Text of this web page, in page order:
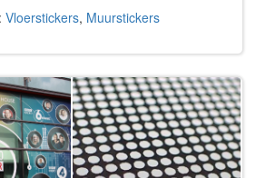
Vloerstickers, Muurstickers